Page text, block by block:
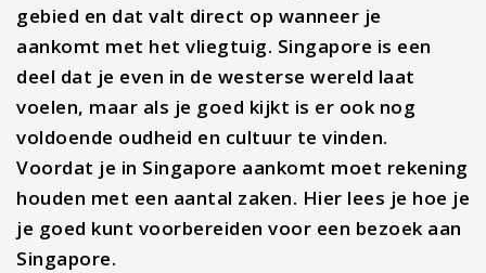
gebied en dat valt direct op wanneer je
aankomt met het vliegtuig. Singapore is een
deel dat je even in de westerse wereld laat
voelen, maar als je goed kijkt is er ook nog
voldoende oudheid en cultuur te vinden.
Voordat je in Singapore aankomt moet rekening
houden met een aantal zaken. Hier lees je hoe je
je goed kunt voorbereiden voor een bezoek aan
Singapore.